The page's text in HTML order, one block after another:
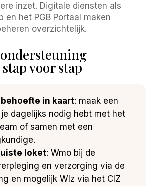
inzet. Digitale diensten als
en het PGB Portaal maken
overzichtelijk.
voor stap
in kaart: maak een
dagelijks nodig hebt met het
of samen met een
loket: Wmo bij de
en verzorging via de
en mogelijk Wlz via het CIZ